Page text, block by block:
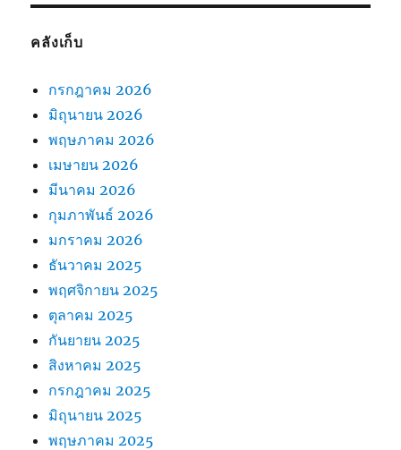
คลังเก็บ
กรกฎาคม 2026
มิถุนายน 2026
พฤษภาคม 2026
เมษายน 2026
มีนาคม 2026
กุมภาพันธ์ 2026
มกราคม 2026
ธันวาคม 2025
พฤศจิกายน 2025
ตุลาคม 2025
กันยายน 2025
สิงหาคม 2025
กรกฎาคม 2025
มิถุนายน 2025
พฤษภาคม 2025